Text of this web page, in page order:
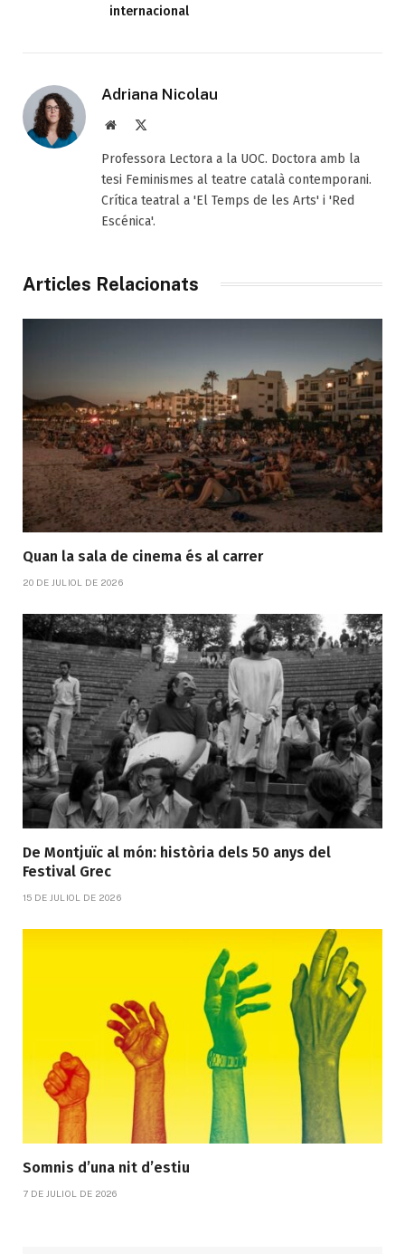
internacional
Adriana Nicolau
Web
Professora Lectora a la UOC. Doctora amb la
tesi Feminismes al teatre català contemporani.
Crítica teatral a 'El Temps de les Arts' i 'Red
Escénica'.
Articles Relacionats
Quan la sala de cinema és al carrer
20 DE JULIOL DE 2026
De Montjuïc al món: història dels 50 anys del
Festival Grec
15 DE JULIOL DE 2026
Somnis d’una nit d’estiu
7 DE JULIOL DE 2026